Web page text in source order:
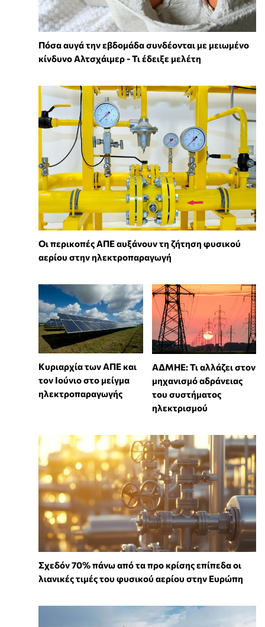
Πόσα αυγά την εβδομάδα συνδέονται με μειωμένο
κίνδυνο Αλτσχάιμερ - Τι έδειξε μελέτη
Οι περικοπές ΑΠΕ αυξάνουν τη ζήτηση φυσικού
αερίου στην ηλεκτροπαραγωγή
Κυριαρχία των ΑΠΕ και
τον Ιούνιο στο μείγμα
ηλεκτροπαραγωγής
ΑΔΜΗΕ: Τι αλλάζει στον
μηχανισμό αδράνειας
του συστήματος
ηλεκτρισμού
Σχεδόν 70% πάνω από τα προ κρίσης επίπεδα οι
λιανικές τιμές του φυσικού αερίου στην Ευρώπη